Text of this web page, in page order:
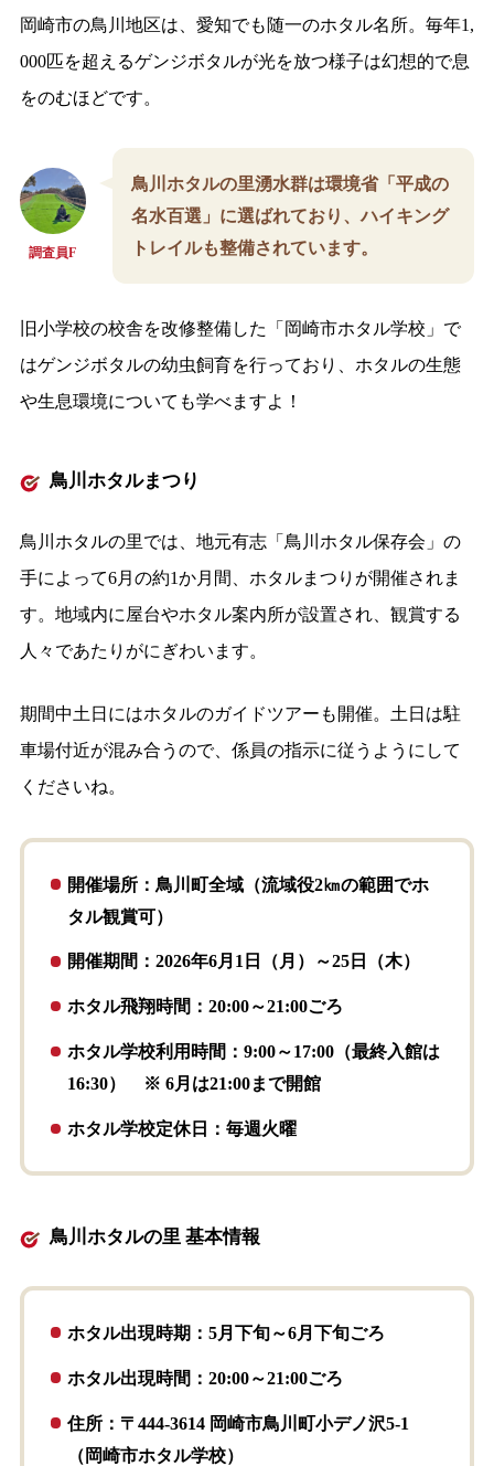
岡崎市の鳥川地区は、愛知でも随一のホタル名所。毎年1,
000匹を超えるゲンジボタルが光を放つ様子は幻想的で息
をのむほどです。
調査員F
鳥川ホタルの里湧水群は環境省「平成の
名水百選」に選ばれており、ハイキング
トレイルも整備されています。
旧小学校の校舎を改修整備した「岡崎市ホタル学校」で
はゲンジボタルの幼虫飼育を行っており、ホタルの生態
や生息環境についても学べますよ！
鳥川ホタルまつり
鳥川ホタルの里では、地元有志「鳥川ホタル保存会」の
手によって6月の約1か月間、ホタルまつりが開催されま
す。地域内に屋台やホタル案内所が設置され、観賞する
人々であたりがにぎわいます。
期間中土日にはホタルのガイドツアーも開催。土日は駐
車場付近が混み合うので、係員の指示に従うようにして
くださいね。
開催場所：鳥川町全域（流域役2㎞の範囲でホ
タル観賞可）
開催期間：2026年6月1日（月）～25日（木）
ホタル飛翔時間：20:00～21:00ごろ
ホタル学校利用時間：9:00～17:00（最終入館は
16:30） ※ 6月は21:00まで開館
ホタル学校定休日：毎週火曜
鳥川ホタルの里 基本情報
ホタル出現時期：5月下旬～6月下旬ごろ
ホタル出現時間：20:00～21:00ごろ
住所：〒444-3614 岡崎市鳥川町小デノ沢5-1
（岡崎市ホタル学校）